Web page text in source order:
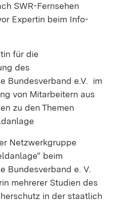
SWR-Fernsehen
Expertin beim Info-
für die
des
Bundesverband e.V. im
von Mitarbeitern aus
zu den Themen
Netzwerkgruppe
beim
Bundesverband e. V.
mehrerer Studien des
in der staatlich